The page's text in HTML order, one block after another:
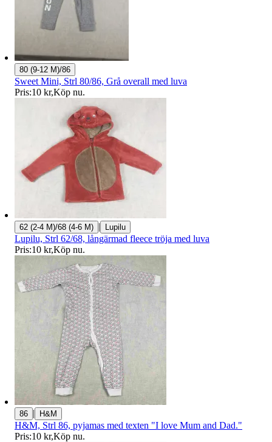
80 (9-12 M)/86
Sweet Mini, Strl 80/86, Grå overall med luva
Pris:10 kr,Köp nu.
62 (2-4 M)/68 (4-6 M) | Lupilu
Lupilu, Strl 62/68, långärmad fleece tröja med luva
Pris:10 kr,Köp nu.
86 | H&M
H&M, Strl 86, pyjamas med texten "I love Mum and Dad."
Pris:10 kr,Köp nu.